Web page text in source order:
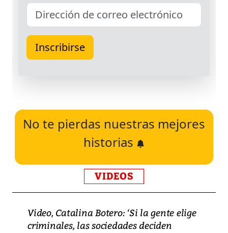
No te pierdas nuestras mejores
historias
VIDEOS
Video, Catalina Botero: ‘Si la gente elige
criminales, las sociedades deciden